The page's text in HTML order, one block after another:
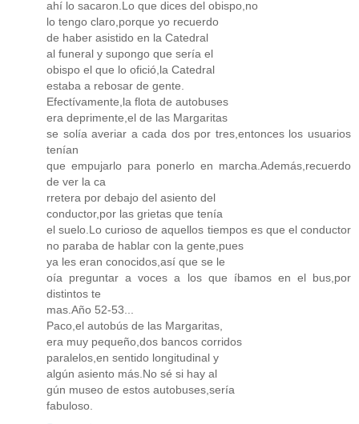
ahí lo sacaron.Lo que dices del obispo,no
lo tengo claro,porque yo recuerdo
de haber asistido en la Catedral
al funeral y supongo que sería el
obispo el que lo ofició,la Catedral
estaba a rebosar de gente.
Efectívamente,la flota de autobuses
era deprimente,el de las Margaritas
se solía averiar a cada dos por tres,entonces los usuarios
tenían
que empujarlo para ponerlo en marcha.Además,recuerdo
de ver la ca
rretera por debajo del asiento del
conductor,por las grietas que tenía
el suelo.Lo curioso de aquellos tiempos es que el conductor
no paraba de hablar con la gente,pues
ya les eran conocidos,así que se le
oía preguntar a voces a los que íbamos en el bus,por
distintos te
mas.Año 52-53...
Paco,el autobús de las Margaritas,
era muy pequeño,dos bancos corridos
paralelos,en sentido longitudinal y
algún asiento más.No sé si hay al
gún museo de estos autobuses,sería
fabuloso.